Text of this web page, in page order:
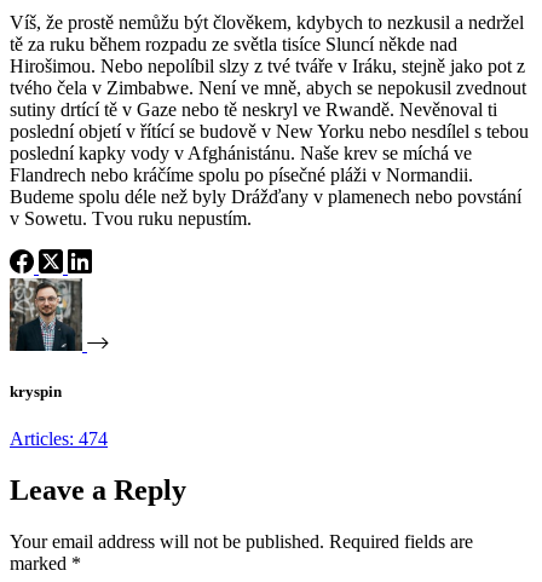
Víš, že prostě nemůžu být člověkem, kdybych to nezkusil a nedržel
tě za ruku během rozpadu ze světla tisíce Sluncí někde nad
Hirošimou. Nebo nepolíbil slzy z tvé tváře v Iráku, stejně jako pot z
tvého čela v Zimbabwe. Není ve mně, abych se nepokusil zvednout
sutiny drtící tě v Gaze nebo tě neskryl ve Rwandě. Nevěnoval ti
poslední objetí v řítící se budově v New Yorku nebo nesdílel s tebou
poslední kapky vody v Afghánistánu. Naše krev se míchá ve
Flandrech nebo kráčíme spolu po písečné pláži v Normandii.
Budeme spolu déle než byly Drážďany v plamenech nebo povstání
v Sowetu. Tvou ruku nepustím.
kryspin
Articles: 474
Leave a Reply
Your email address will not be published. Required fields are
marked *